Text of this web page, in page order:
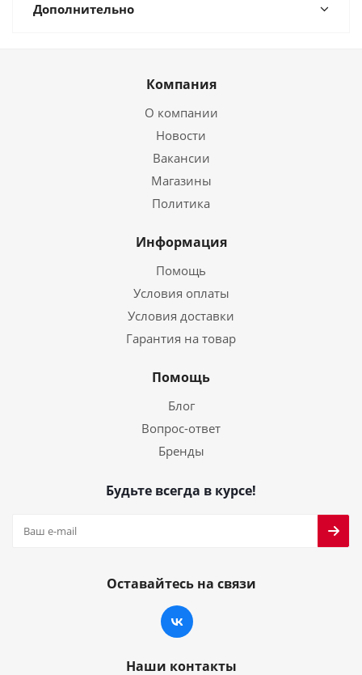
Дополнительно
Компания
О компании
Новости
Вакансии
Магазины
Политика
Информация
Помощь
Условия оплаты
Условия доставки
Гарантия на товар
Помощь
Блог
Вопрос-ответ
Бренды
Будьте всегда в курсе!
Оставайтесь на связи
Наши контакты